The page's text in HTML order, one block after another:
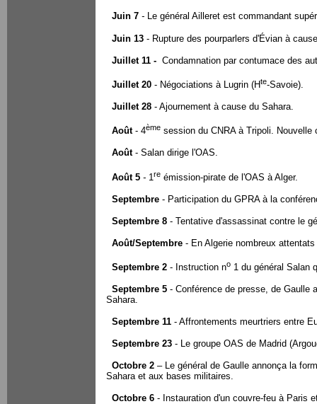
Juin 7 - Le général Ailleret est commandant
Juin 13 - Rupture des pourparlers d'Évian à
Juillet 11 - Condamnation par contumace des
Juillet 20 - Négociations à Lugrin (Hte-Savoie).
Juillet 28 - Ajournement à cause du Sahara.
Août - 4ème session du CNRA à Tripoli.
Août- Salan dirige l'OAS.
Août 5 - 1re émission-pirate de l'OAS à Alger.
Septembre - Participation du GPRA à la
Septembre 8 - Tentative d'assassinat contre le
Août/Septembre - En Algerie nombreux
Septembre 2 - Instruction no 1 du général Salan
Septembre 5 - Conférence de presse, de Gaulle
Sahara.
Septembre 11 - Affrontements meurtriers entre
Septembre 23 - Le groupe OAS de Madrid
Octobre 2 – Le général de Gaulle annonça la
Sahara et aux bases militaires.
Octobre 6 - Instauration d'un couvre-feu à Paris